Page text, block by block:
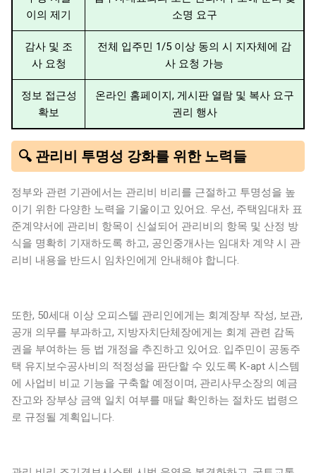
이의 제기
소명 요구
감사 및 조
사 요청
전체 입주민 1/5 이상 동의 시 지자체에 감
사 요청 가능
정보 접근성
확보
온라인 홈페이지, 게시판 열람 및 복사 요구
권리 행사
🔍 관리비 투명성 강화를 위한 노력들
정부와 관련 기관에서는 관리비 비리를 근절하고 투명성을 높
이기 위한 다양한 노력을 기울이고 있어요. 우선, 주택임대차 표
준계약서에 관리비 항목이 신설되어 관리비의 항목 및 산정 방
식을 명확히 기재하도록 하고, 공인중개사는 임대차 계약 시 관
리비 내용을 반드시 임차인에게 안내해야 합니다.
또한, 50세대 이상 오피스텔 관리인에게는 회계장부 작성, 보관,
공개 의무를 부과하고, 지방자치단체장에게는 회계 관련 감독
권을 부여하는 등 법 개정을 추진하고 있어요. 입주민이 공동주
택 유지보수공사비의 적정성을 판단할 수 있도록 K-apt 시스템
에 사업비 비교 기능을 구축할 예정이며, 관리사무소장의 예금
잔고와 장부상 금액 일치 여부를 매달 확인하는 절차도 법령으
로 규정될 계획입니다.